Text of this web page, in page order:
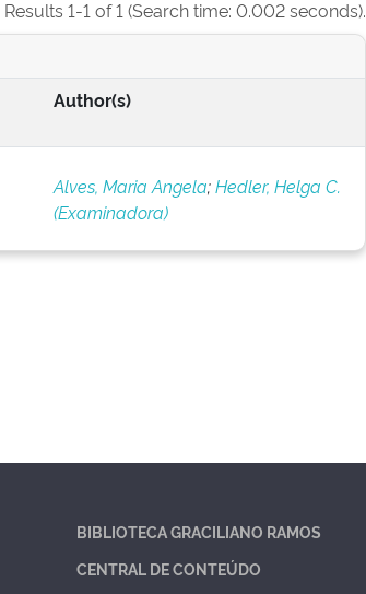
Results 1-1 of 1 (Search time: 0.002 seconds).
Author(s)
Alves, Maria Angela;Hedler, Helga C.
(Examinadora)
BIBLIOTECA GRACILIANO RAMOS
CENTRAL DE CONTEÚDO